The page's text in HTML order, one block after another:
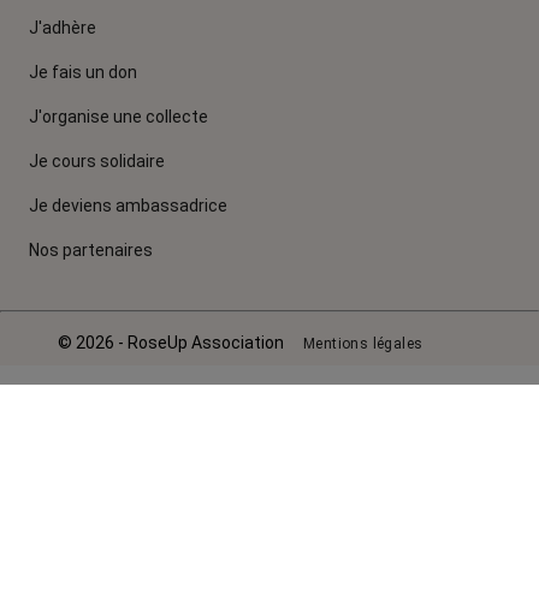
J'adhère
Je fais un don
J'organise une collecte
Je cours solidaire
Je deviens ambassadrice
Nos partenaires
© 2026 - RoseUp Association Mentions légales